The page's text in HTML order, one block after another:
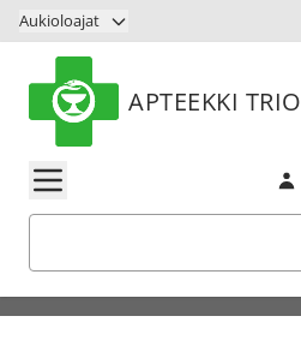
Siirry sisältöön
Aukioloajat
APTEEKKI TRIO